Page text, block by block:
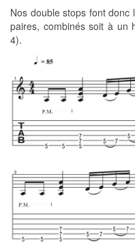
Nos double stops font
paires, combinés soit à un
4).